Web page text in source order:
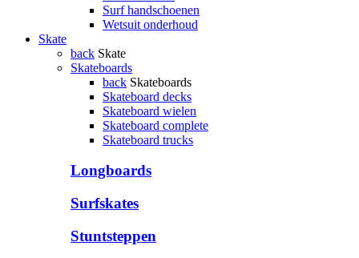
Surf handschoenen
Wetsuit onderhoud
Skate
back Skate
Skateboards
back Skateboards
Skateboard decks
Skateboard wielen
Skateboard complete
Skateboard trucks
Longboards
Surfskates
Stuntsteppen